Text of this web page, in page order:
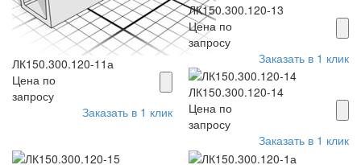
ЛК150.300.120-11а
Цена по
запросу
Заказать в 1 клик
ЛК150.300.120-13
Цена по
запросу
Заказать в 1 клик
ЛК150.300.120-14
Цена по
запросу
Заказать в 1 клик